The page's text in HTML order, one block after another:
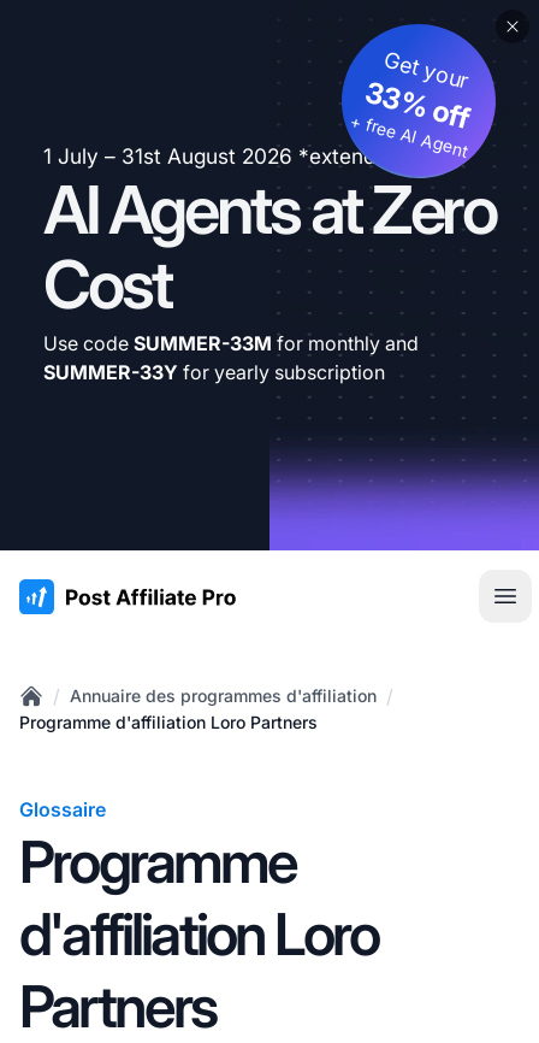
1 July – 31st August 2026 *extended
AI Agents at Zero
Cost
Get your
33% off
+ free AI Agent
Use code SUMMER-33M for monthly and
SUMMER-33Y for yearly subscription
:site.title
Home
/ Annuaire des programmes d'affiliation /
Programme d'affiliation Loro Partners
Glossaire
Programme
d'affiliation Loro
Partners